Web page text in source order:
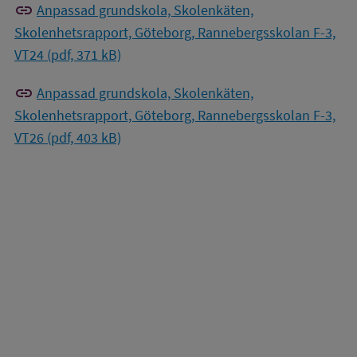
link Anpassad grundskola, Skolenkäten,
Skolenhetsrapport, Göteborg, Rannebergsskolan F-3,
VT24 (pdf, 371 kB)
link Anpassad grundskola, Skolenkäten,
Skolenhetsrapport, Göteborg, Rannebergsskolan F-3,
VT26 (pdf, 403 kB)